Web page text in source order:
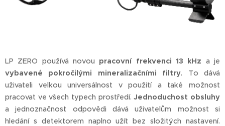
LP ZERO používá novou pracovní frekvenci 13 kHz a je
vybavené pokročilými mineralizačními filtry. To dává
uživateli velkou universálnost v použití a také možnost
pracovat ve všech typech prostředí.Jednoduchost obsluhy
a jednoznačnost odpovědi dává uživatelům možnost si
hledání s detektorem naplno užít bez složitých nastavení.